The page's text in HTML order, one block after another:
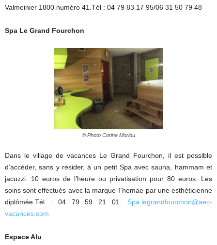
Valmeinier 1800 numéro 41.Tél : 04 79 83 17 95/06 31 50 79 48
Spa Le Grand Fourchon
© Photo Corine Moriou
Dans le village de vacances Le Grand Fourchon, il est possible
d’accéder, sans y résider, à un petit Spa avec sauna, hammam et
jacuzzi. 10 euros de l’heure ou privatisation pour 80 euros. Les
soins sont effectués avec la marque Themae par une esthéticienne
diplômée.Tél : 04 79 59 21 01. Spa.legrandfourchon@aec-
vacances.com
Espace Alu